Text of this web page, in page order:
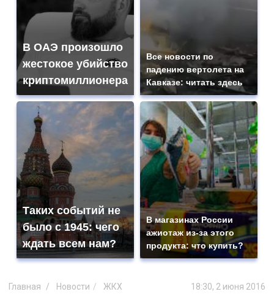
В ОАЭ произошло
жестокое убийство
криптомиллионера
Все новости по
падению вертолета на
Кавказе: читать здесь
Таких событий не
было с 1945: чего
ждать всем нам?
В магазинах России
ажиотаж из-за этого
продукта: что купить?
Главная Новости ЖКХ 18:30, 2 июня 2016